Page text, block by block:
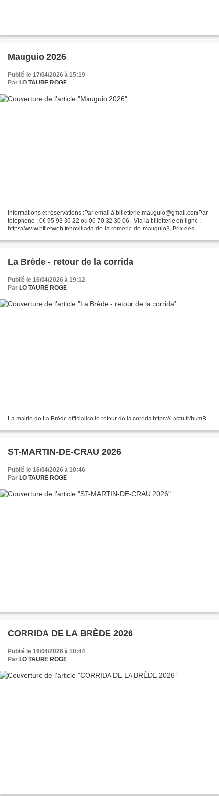
Mauguio 2026
Publié le 17/04/2026 à 15:19
Par LO TAURE ROGE
Informations et réservations :Par email à billetterie.mauguio@gmail.comPar
téléphone : 06 95 93 36 22 ou 06 70 32 30 06 - Via la billetterie en ligne :
https://www.billetweb.fr/novillada-de-la-romeria-de-mauguio3, Prix des
La Brède - retour de la corrida
Publié le 16/04/2026 à 19:12
Par LO TAURE ROGE
La mairie de La Brède officialise le retour de la corrida https://l.actu.fr/humB
ST-MARTIN-DE-CRAU 2026
Publié le 16/04/2026 à 10:46
Par LO TAURE ROGE
CORRIDA DE LA BRÈDE 2026
Publié le 16/04/2026 à 10:44
Par LO TAURE ROGE